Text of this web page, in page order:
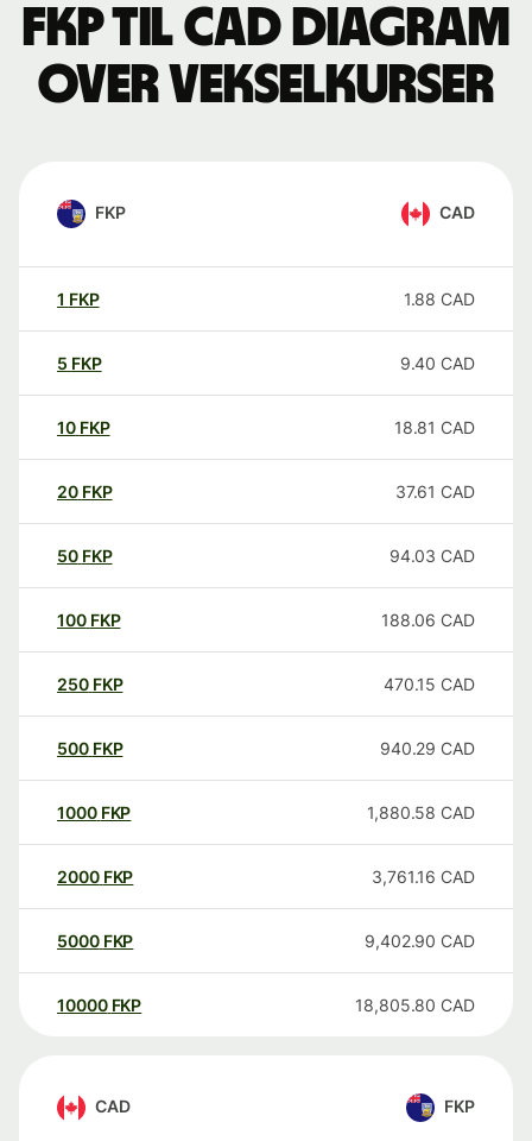
FKP til CAD Diagram
over vekselkurser
FKP CAD
1 FKP 1.88 CAD
5 FKP 9.40 CAD
10 FKP 18.81 CAD
20 FKP 37.61 CAD
50 FKP 94.03 CAD
100 FKP 188.06 CAD
250 FKP 470.15 CAD
500 FKP 940.29 CAD
1000 FKP 1,880.58 CAD
2000 FKP 3,761.16 CAD
5000 FKP 9,402.90 CAD
10000 FKP 18,805.80 CAD
CAD FKP